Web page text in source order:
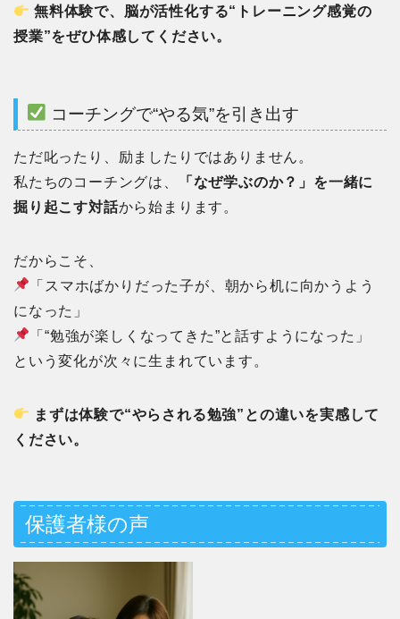
無料体験で、脳が活性化する“トレーニング感覚の
授業”をぜひ体感してください。
コーチングで“やる気”を引き出す
ただ叱ったり、励ましたりではありません。
私たちのコーチングは、
「なぜ学ぶのか？」を一緒に
掘り起こす対話から始まります。
だからこそ、
「スマホばかりだった子が、朝から机に向かうよう
になった」
「“勉強が楽しくなってきた”と話すようになった」
という変化が次々に生まれています。
まずは体験で“やらされる勉強”との違いを実感して
ください。
保護者様の声